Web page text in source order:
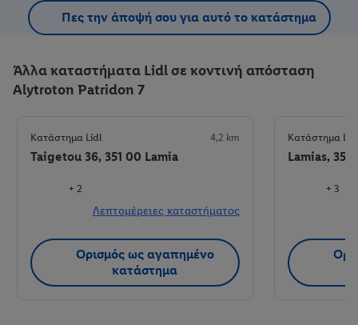
Πες την άποψή σου για αυτό το κατάστημα
Άλλα καταστήματα Lidl σε κοντινή απόσταση
Alytroton Patridon 7
Κατάστημα Lidl 4,2 km
Taigetou 36, 351 00 Lamia
+ 2
Λεπτομέρειες καταστήματος
Ορισμός ως αγαπημένο
κατάστημα
Κατάστημα
Lamias,
+ 3